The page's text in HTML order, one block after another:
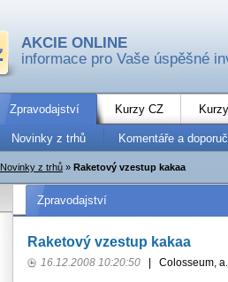
AKCIE ONLINE
informace pro Vaše úspěšné
Zpravodajství Kurzy CZ
Novinky z trhů Komentáře a
Novinky z trhů » Raketový vzestup kakaa
Zpravodajství
Raketový vzestup kakaa
16.12.2008 10:20:50 Colosseum,